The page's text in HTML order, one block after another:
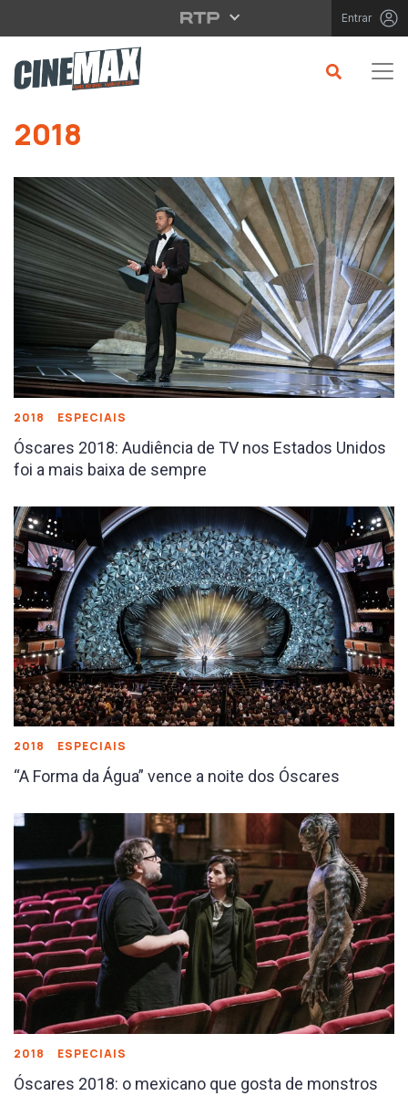
Saltar para o conteúdo principal Entrar
2018
2018 ESPECIAIS
Óscares 2018: Audiência de TV nos Estados Unidos
foi a mais baixa de sempre
2018 ESPECIAIS
“A Forma da Água” vence a noite dos Óscares
2018 ESPECIAIS
Óscares 2018: o mexicano que gosta de monstros